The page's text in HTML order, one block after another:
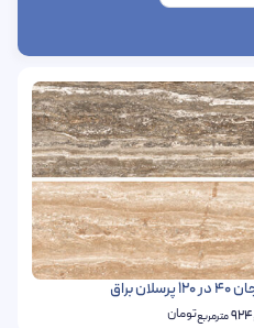
مترمربعتومان